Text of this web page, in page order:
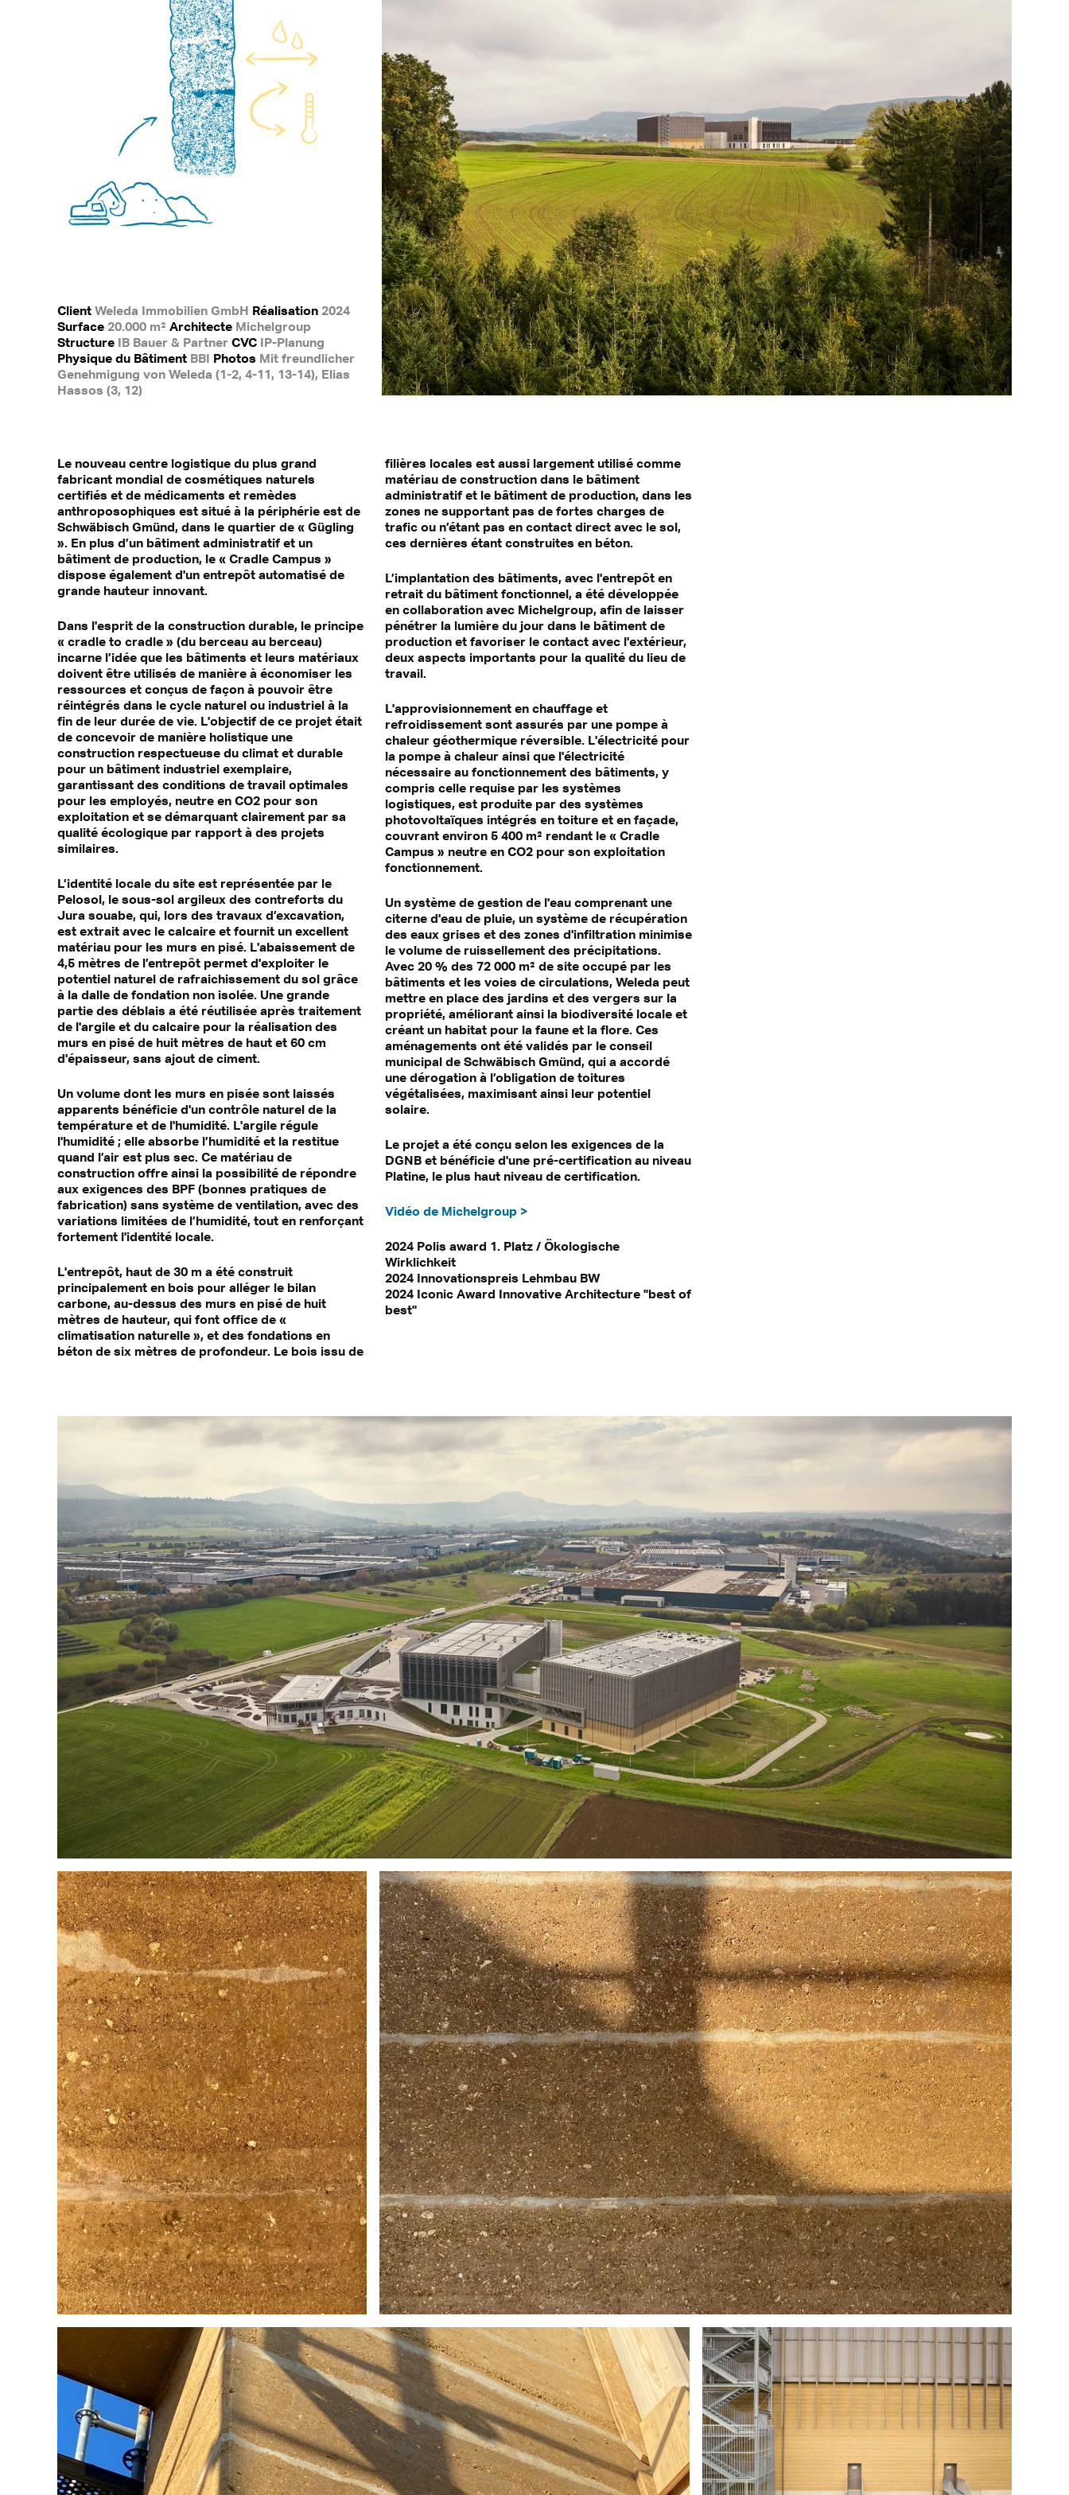
Client Weleda Immobilien GmbH Réalisation2024
Surface 20.000 m² Architecte Michelgroup
Structure IB Bauer & Partner CVC IP-Planung
Physique du Bâtiment BBI Photos Mit freundlicher
Genehmigung von Weleda (1-2, 4-11, 13-14), Elias
Hassos (3, 12)
Le nouveau centre logistique du plus grand
fabricant mondial de cosmétiques naturels
certifiés et de médicaments et remèdes
anthroposophiques est situé à la périphérie est de
Schwäbisch Gmünd, dans le quartier de « Gügling
». En plus d’un bâtiment administratif et un
bâtiment de production, le « Cradle Campus »
dispose également d'un entrepôt automatisé de
grande hauteur innovant.
Dans l'esprit de la construction durable, le principe
« cradle to cradle » (du berceau au berceau)
incarne l’idée que les bâtiments et leurs matériaux
doivent être utilisés de manière à économiser les
ressources et conçus de façon à pouvoir être
réintégrés dans le cycle naturel ou industriel à la
fin de leur durée de vie. L'objectif de ce projet était
de concevoir de manière holistique une
construction respectueuse du climat et durable
pour un bâtiment industriel exemplaire,
garantissant des conditions de travail optimales
pour les employés, neutre en CO2 pour son
exploitation et se démarquant clairement par sa
qualité écologique par rapport à des projets
similaires.
L’identité locale du site est représentée par le
Pelosol, le sous-sol argileux des contreforts du
Jura souabe, qui, lors des travaux d’excavation,
est extrait avec le calcaire et fournit un excellent
matériau pour les murs en pisé. L'abaissement de
4,5 mètres de l’entrepôt permet d'exploiter le
potentiel naturel de rafraichissement du sol grâce
à la dalle de fondation non isolée. Une grande
partie des déblais a été réutilisée après traitement
de l'argile et du calcaire pour la réalisation des
murs en pisé de huit mètres de haut et 60 cm
d'épaisseur, sans ajout de ciment.
Un volume dont les murs en pisée sont laissés
apparents bénéficie d'un contrôle naturel de la
température et de l'humidité. L'argile régule
l'humidité ; elle absorbe l’humidité et la restitue
quand l’air est plus sec. Ce matériau de
construction offre ainsi la possibilité de répondre
aux exigences des BPF (bonnes pratiques de
fabrication) sans système de ventilation, avec des
variations limitées de l’humidité, tout en renforçant
fortement l'identité locale.
L'entrepôt, haut de 30 m a été construit
principalement en bois pour alléger le bilan
carbone, au-dessus des murs en pisé de huit
mètres de hauteur, qui font office de «
climatisation naturelle », et des fondations en
béton de six mètres de profondeur. Le bois issu de
filières locales est aussi largement utilisé comme
matériau de construction dans le bâtiment
administratif et le bâtiment de production, dans les
zones ne supportant pas de fortes charges de
trafic ou n’étant pas en contact direct avec le sol,
ces dernières étant construites en béton.
L’implantation des bâtiments, avec l'entrepôt en
retrait du bâtiment fonctionnel, a été développée
en collaboration avec Michelgroup, afin de laisser
pénétrer la lumière du jour dans le bâtiment de
production et favoriser le contact avec l'extérieur,
deux aspects importants pour la qualité du lieu de
travail.
L'approvisionnement en chauffage et
refroidissement sont assurés par une pompe à
chaleur géothermique réversible. L'électricité pour
la pompe à chaleur ainsi que l'électricité
nécessaire au fonctionnement des bâtiments, y
compris celle requise par les systèmes
logistiques, est produite par des systèmes
photovoltaïques intégrés en toiture et en façade,
couvrant environ 5 400 m² rendant le « Cradle
Campus » neutre en CO2 pour son exploitation
fonctionnement.
Un système de gestion de l'eau comprenant une
citerne d'eau de pluie, un système de récupération
des eaux grises et des zones d'infiltration minimise
le volume de ruissellement des précipitations.
Avec 20 % des 72 000 m² de site occupé par les
bâtiments et les voies de circulations, Weleda peut
mettre en place des jardins et des vergers sur la
propriété, améliorant ainsi la biodiversité locale et
créant un habitat pour la faune et la flore. Ces
aménagements ont été validés par le conseil
municipal de Schwäbisch Gmünd, qui a accordé
une dérogation à l’obligation de toitures
végétalisées, maximisant ainsi leur potentiel
solaire.
Le projet a été conçu selon les exigences de la
DGNB et bénéficie d'une pré-certification au niveau
Platine, le plus haut niveau de certification.
Vidéo de Michelgroup >
2024 Polis award 1. Platz / Ökologische
Wirklichkeit
2024 Innovationspreis Lehmbau BW
2024 Iconic Award Innovative Architecture "best of
best"